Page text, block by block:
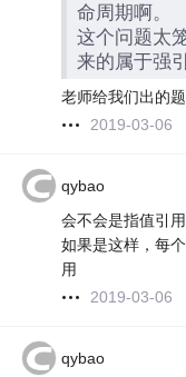
命周期啊。
这个问题太
来的属于强
老师给我们出的
2019-03-06
qybao
会不会是指值引
如果是这样，每
用
2019-03-06
qybao